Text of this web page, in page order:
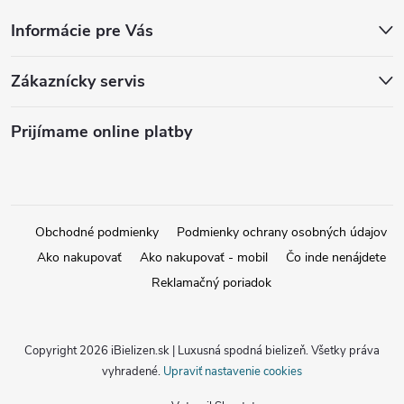
Informácie pre Vás
Zákaznícky servis
Prijímame online platby
Obchodné podmienky
Podmienky ochrany osobných údajov
Ako nakupovať
Ako nakupovať - mobil
Čo inde nenájdete
Reklamačný poriadok
Copyright 2026 iBielizen.sk | Luxusná spodná bielizeň. Všetky práva
vyhradené. Upraviť nastavenie cookies